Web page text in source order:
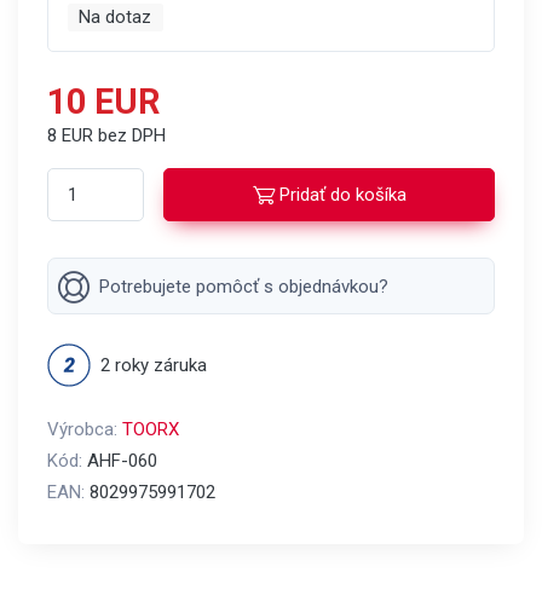
Na dotaz
10 EUR
8 EUR bez DPH
Pridať do košíka
Potrebujete pomôcť s objednávkou?
2 roky záruka
Výrobca: TOORX
Kód: AHF-060
EAN: 8029975991702